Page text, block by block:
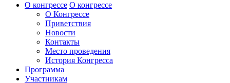
О конгрессе О конгрессе
О Конгрессе
Приветствия
Новости
Контакты
Место проведения
История Конгресса
Программа
Участникам